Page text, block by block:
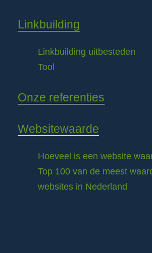
Linkbuilding
Linkbuilding uitbesteden
Tool
Onze referenties
Websitewaarde
Hoeveel is een website
Top 100 van de meest
websites in Nederland